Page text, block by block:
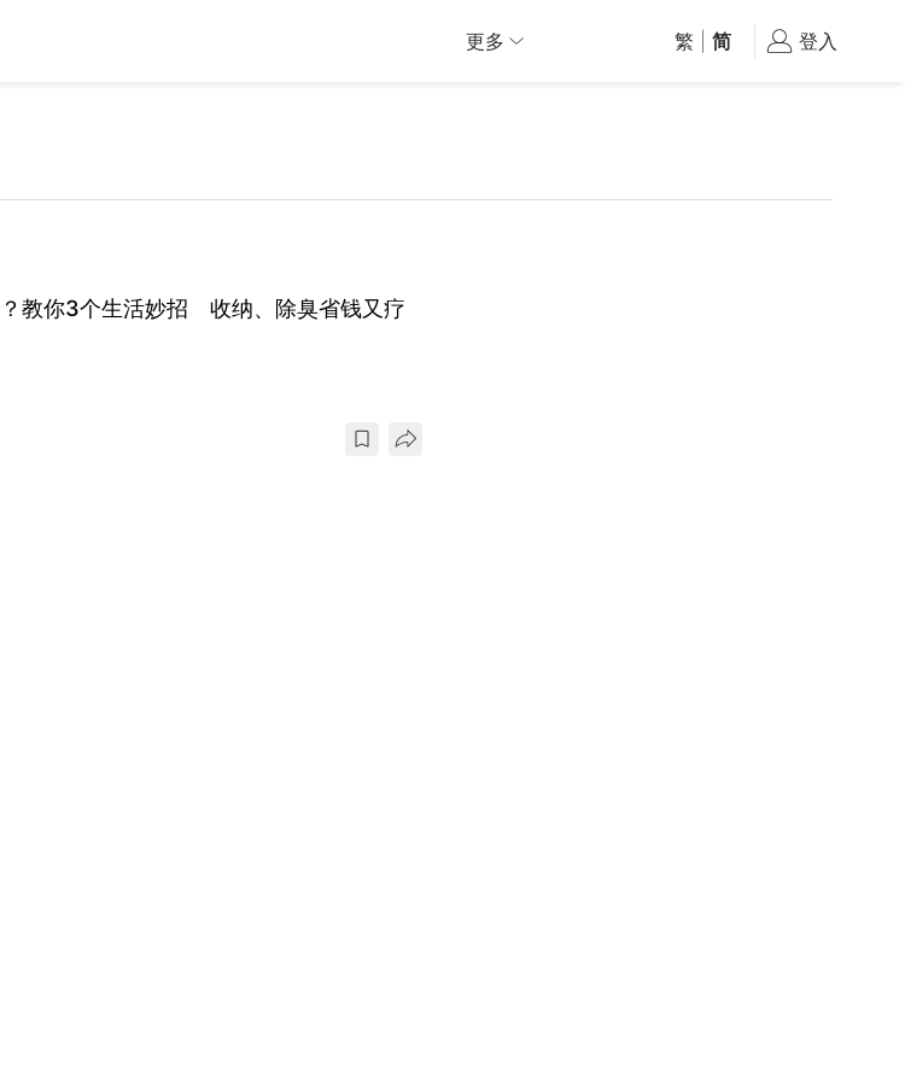
更多 繁 简 登入
教你3个生活妙招 收纳、除臭省钱又疗